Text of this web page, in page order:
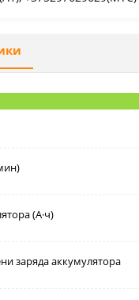
(А·ч)
заряда аккумулятора